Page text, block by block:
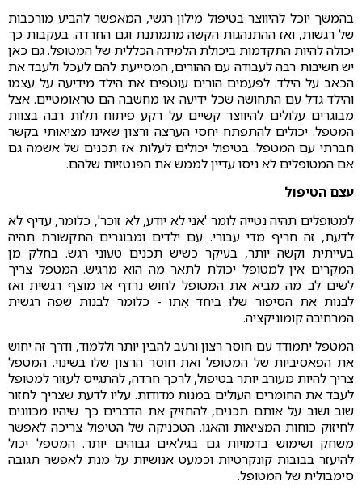
בהמשך יוכל להיווצר בטיפול מילון רגשי, המאפשר להביע מורכבות
של רגשות, ואז ההתנהגות הקשה מתמתנת וגם החרדה. בעקבות כך
יכולה להיות התקדמות ביכולת הלמידה הכללית של המטופל.גם כאן
יש חשיבות רבה לעבודה עם ההורים, המסייעת להם לעכל ולעבד את
הכאב על הילד. לפעמים הורים עוטפים את הילד מידיעה על עצמו
והילד גדל עם התחושה שכל ידיעה או מחשבה הם טראומטיים. אצל
מבוגרים עלולים להיווצר קשיים על רקע פיתוח תלות רבה בצוות
המטפל. יכולים להתפתח יחסי הערצה ורצון שאינו מציאותי בקשר
חברתי עם המטפל. בטיפול יכולים לעלות אז תכנים של אשמה גם
אם המטופלים לא ניסו עדיין לממש את הפנטזיות שלהם.
עצם הטיפול
למטופלים תהיה נטייה לומר 'אני לא יודע, לא זוכר', כלומר, עדיף לא
לדעת, זה חריף מדי עבורי. עם ילדים ומבוגרים התקשורת תהיה
בעייתית וקשה יותר, בעיקר כשיש תכנים טעוני רגש. בחלק מן
המקרים אין למטופל יכולת לתאר מה הוא מרגיש. המטפל צריך
לשים לב מה מביא את המטופל לחוש נרדף או מוצף רגשית ואז
לבנות את הסיפור שלו ביחד אִתו - כלומר לבנות שפה רגשית
המרחיבה קומוניקציה.
המטפל יתמודד עם חוסר רצון ורעב להבין יותר וללמוד, ודרך זה יחוש
את הפאסיביות של המטופל ואת חוסר הרצון שלו בשינוי. המטפל
צריך להיות מעורב יותר בטיפול, לרכך חרדה, להתגייס לעזור למטופל
לעבד את החומרים העולים במנות מדודות. עליו לדעת שצריך לחזור
שוב ושוב על אותם תכנים, להחזיק את הדברים כך שיהיו מכוונים
לחיזוק כוחות המציאות והאגו. הטכניקה של הטיפול צריכה לאפשר
משחק ושימוש בדמויות גם בגילאים גבוהים יותר. המטפל יכול
להיעזר בבובות קונקרטיות וכמעט אנושיות על מנת לאפשר תגובה
סימבולית של המטופל.